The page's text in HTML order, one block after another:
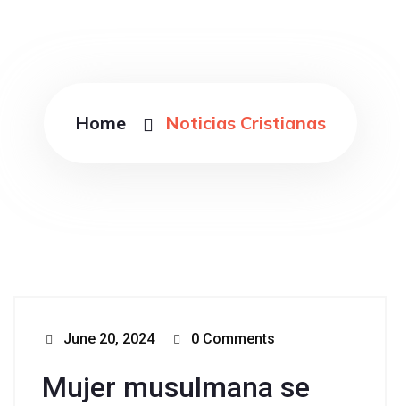
Home Noticias Cristianas
June 20, 2024 0 Comments
Mujer musulmana se